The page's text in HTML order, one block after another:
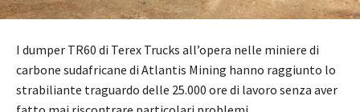
I dumper TR60 di Terex Trucks all’opera nelle miniere di
carbone sudafricane di Atlantis Mining hanno raggiunto lo
strabiliante traguardo delle 25.000 ore di lavoro senza aver